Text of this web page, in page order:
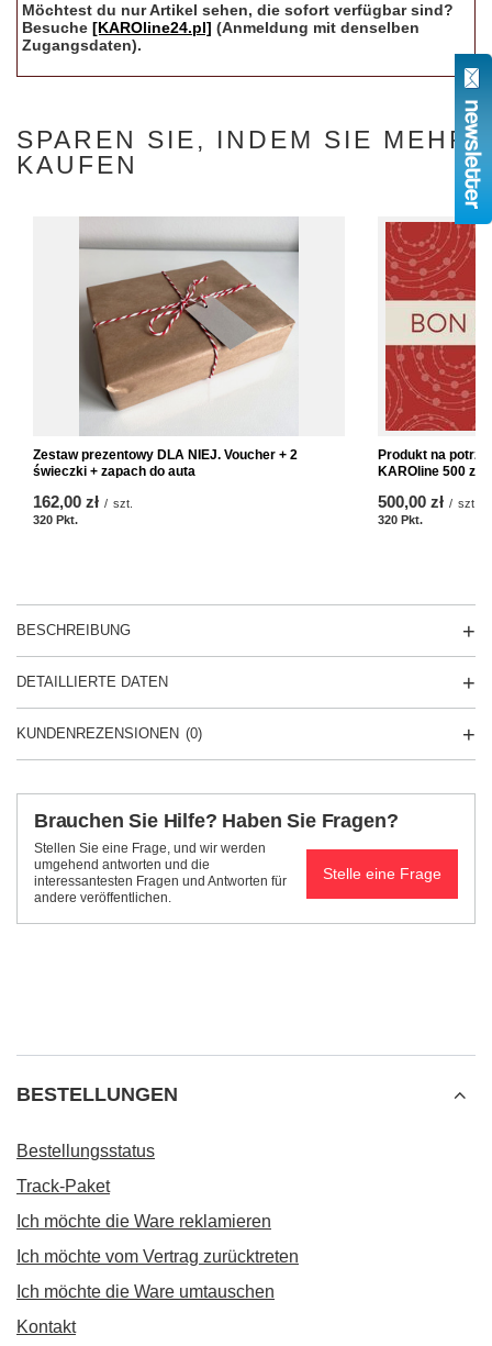
Möchtest du nur Artikel sehen, die sofort verfügbar sind?
Besuche [KAROline24.pl] (Anmeldung mit denselben
Zugangsdaten).
SPAREN SIE, INDEM SIE MEHR
KAUFEN
Zestaw prezentowy DLA NIEJ. Voucher + 2
świeczki + zapach do auta
162,00 zł / szt.
320 Pkt.
Produkt na
KAROline 500 zł
500,00 zł / szt.
320Pkt.
BESCHREIBUNG
DETAILLIERTE DATEN
KUNDENREZENSIONEN (0)
Brauchen Sie Hilfe? Haben Sie Fragen?
Stellen Sie eine Frage, und wir werden
umgehend antworten und die
interessantesten Fragen und Antworten für
andere veröffentlichen.
Stelle eine Frage
BESTELLUNGEN
Bestellungsstatus
Track-Paket
Ich möchte die Ware reklamieren
Ich möchte vom Vertrag zurücktreten
Ich möchte die Ware umtauschen
Kontakt